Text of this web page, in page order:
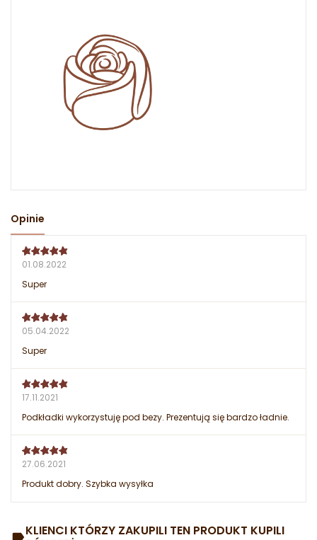
Opinie
01.08.2022
Super
05.04.2022
Super
17.11.2021
Podkładki wykorzystuję pod bezy. Prezentują się bardzo ładnie.
27.06.2021
Produkt dobry. Szybka wysyłka
KLIENCI KTÓRZY ZAKUPILI TEN PRODUKT KUPILI